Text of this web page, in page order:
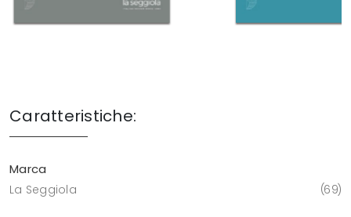
Caratteristiche:
Marca
La Seggiola 69